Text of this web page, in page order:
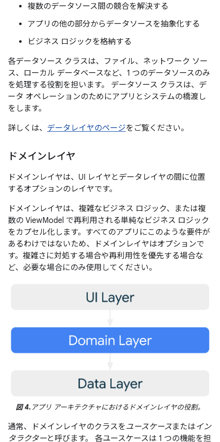
複数のデータソース間の競合を解決する
アプリの他の部分からデータソースを抽象化する
ビジネス ロジックを格納する
各データソース クラスは、ファイル、ネットワーク ソー
ス、ローカル データベースなど、1 つのデータソースのみ
を処理する役割を担います。 データソース クラスは、デ
ータ オペレーションのためにアプリとシステムの橋渡し
をします。
詳しくは、 データレイヤのページをご覧ください。
ドメインレイヤ
ドメインレイヤは、UI レイヤとデータレイヤの間に位置
するオプションのレイヤです。
ドメインレイヤは、複雑なビジネス ロジック、または複
数の ViewModel で再利用される単純なビジネス ロジック
をカプセル化します。すべてのアプリにこのような要件が
あるわけではないため、ドメインレイヤはオプションで
す。複雑さに対処する場合や再利用性を優先する場合な
ど、必要な場合にのみ使用してください。
図 4.アプリ アーキテクチャにおけるドメインレイヤの役割。
通常、ドメインレイヤのクラスをユースケースまたは イン
タラクターと呼びます。 各ユースケースは 1 つの機能を担